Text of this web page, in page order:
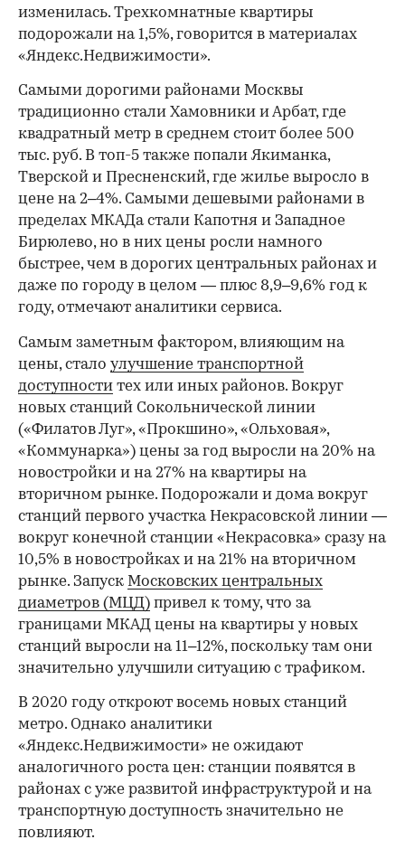
изменилась. Трехкомнатные квартиры
подорожали на 1,5%, говорится в материалах
«Яндекс.Недвижимости».
Самыми дорогими районами Москвы
традиционно стали Хамовники и Арбат, где
квадратный метр в среднем стоит более 500
тыс. руб. В топ-5 также попали Якиманка,
Тверской и Пресненский, где жилье выросло в
цене на 2–4%. Самыми дешевыми районами в
пределах МКАДа стали Капотня и Западное
Бирюлево, но в них цены росли намного
быстрее, чем в дорогих центральных районах и
даже по городу в целом — плюс 8,9–9,6% год к
году, отмечают аналитики сервиса.
Самым заметным фактором, влияющим на
цены, стало улучшение транспортной
доступности тех или иных районов. Вокруг
новых станций Сокольнической линии
(«Филатов Луг», «Прокшино», «Ольховая»,
«Коммунарка») цены за год выросли на 20% на
новостройки и на 27% на квартиры на
вторичном рынке. Подорожали и дома вокруг
станций первого участка Некрасовской линии —
вокруг конечной станции «Некрасовка» сразу на
10,5% в новостройках и на 21% на вторичном
рынке. Запуск Московских центральных
диаметров (МЦД) привел к тому, что за
границами МКАД цены на квартиры у новых
станций выросли на 11–12%, поскольку там они
значительно улучшили ситуацию с трафиком.
В 2020 году откроют восемь новых станций
метро. Однако аналитики
«Яндекс.Недвижимости» не ожидают
аналогичного роста цен: станции появятся в
районах с уже развитой инфраструктурой и на
транспортную доступность значительно не
повлияют.